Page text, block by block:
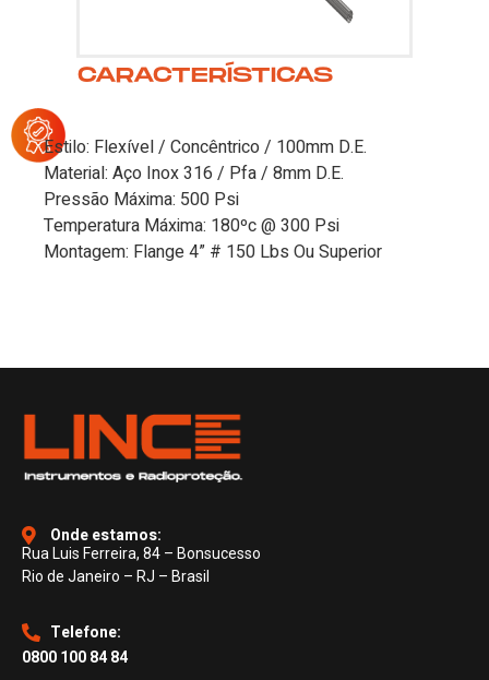
CARACTERÍSTICAS
Estilo: Flexível / Concêntrico / 100mm D.E.
Material: Aço Inox 316 / Pfa / 8mm D.E.
Pressão Máxima: 500 Psi
Temperatura Máxima: 180ºc @ 300 Psi
Montagem: Flange 4” # 150 Lbs Ou Superior
Onde estamos:
Rua Luis Ferreira, 84 – Bonsucesso
Rio de Janeiro – RJ – Brasil
Telefone:
0800 100 84 84